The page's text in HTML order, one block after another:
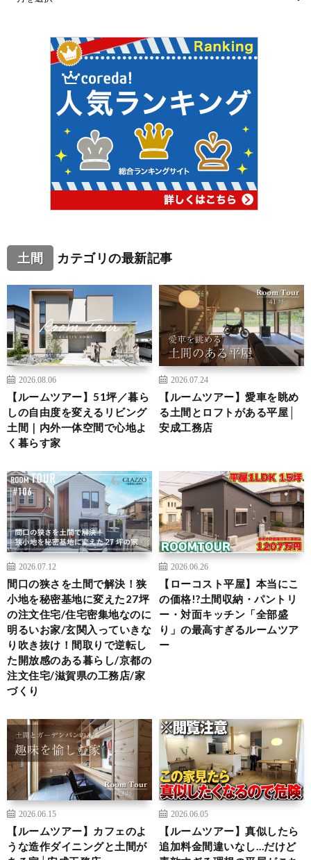
土間 カテゴリの最新記事
2026.08.06
【ルームツアー】51坪／暮ら
しの自由度を変えるリビング
土間｜内外一体空間で心地よ
く暮らす家
2026.07.24
【ルームツアー】愛車を眺め
る土間とロフトがある平屋│
安成工務店
2026.07.12
間口の狭さを土間で解決！狭
小地を秘密基地に変えた27坪
の注文住宅/住宅密集地なのに
明るいお家/玄関入っていきな
り吹き抜け！間取りで逆転し
た開放感のある暮らし/京都の
注文住宅/滋賀県の工務店/家
づくり
2026.06.26
【ローコスト平屋】本当にこ
の価格!?土間収納・パントリ
ー・対面キッチン「全部盛
り」の最高すぎるルームツア
ー
2026.06.15
【ルームツアー】カフェのよ
うな造作ダイニングと土間が
2026.06.05
【ルームツアー】真似したら
追加料金間違いなし…だけど